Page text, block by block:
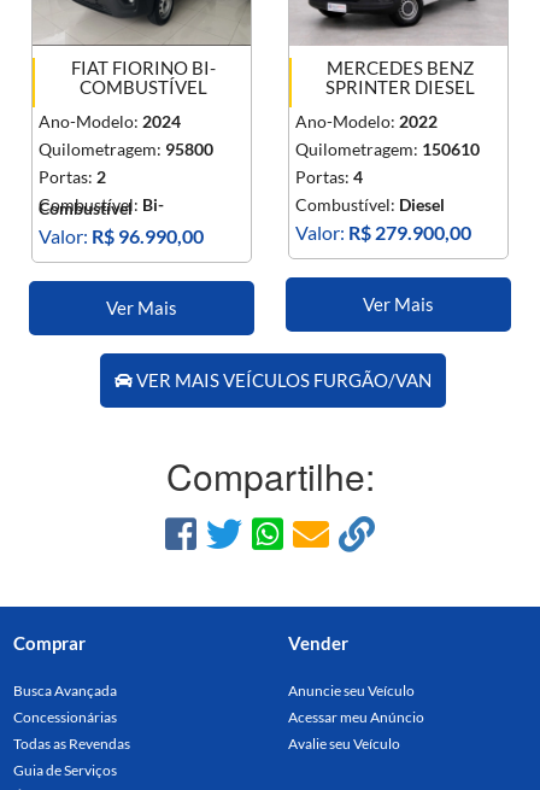
FIAT FIORINO BI-
COMBUSTÍVEL
Ano-Modelo: 2024
Quilometragem: 95800
Portas: 2
Combustível: Bi-
Combustível
Valor: R$ 96.990,00
Ver Mais
MERCEDES BENZ
SPRINTER DIESEL
Ano-Modelo: 2022
Quilometragem: 150610
Portas:4
Combustível: Diesel
Valor: R$ 279.900,00
Ver Mais
VER MAIS VEÍCULOS FURGÃO/VAN
Compartilhe:
Comprar
Busca Avançada
Concessionárias
Todas as Revendas
Guia de Serviços
Vender
Anuncie seu Veículo
Acessar meu Anúncio
Avalie seu Veículo